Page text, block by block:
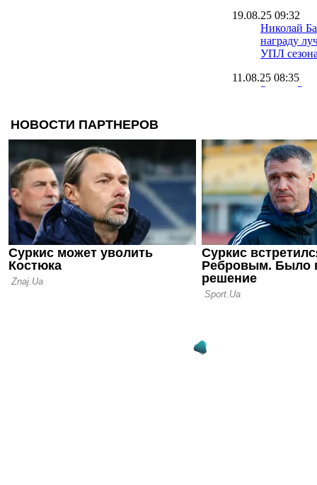
19.08.25 09:32
Николай
награду
УПЛ
11.08.25 08:35
Руслан
28.06.25 17:45
УПЛ
сезона
20.06.25 16:47
Костышин